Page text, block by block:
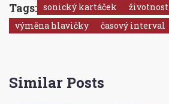
Tags: sonický kartáček
životnost
výměna hlavičky
časový interval
Similar Posts